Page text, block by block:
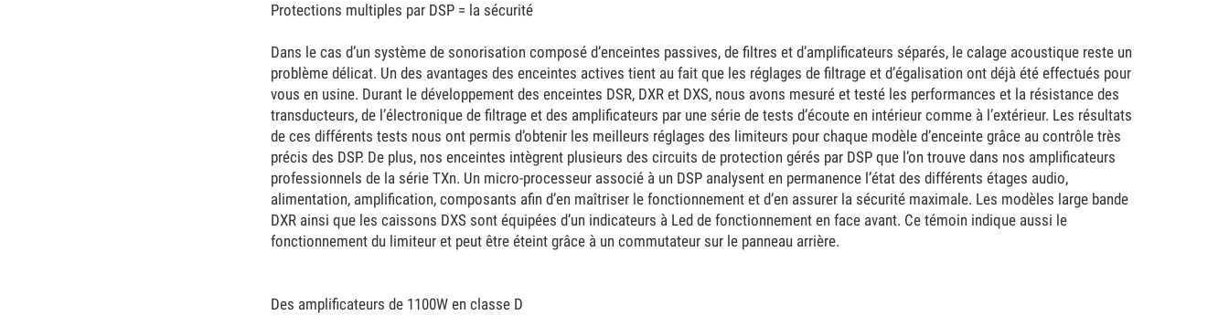
Protections multiples par DSP = la sécurité
Dans le cas d’un système de sonorisation composé d’enceintes passives, de filtres et d’amplificateurs séparés, le calage acoustique reste un
problème délicat. Un des avantages des enceintes actives tient au fait que les réglages de filtrage et d’égalisation ont déjà été effectués pour
vous en usine. Durant le développement des enceintes DSR, DXR et DXS, nous avons mesuré et testé les performances et la résistance des
transducteurs, de l’électronique de filtrage et des amplificateurs par une série de tests d’écoute en intérieur comme à l’extérieur. Les résultats
de ces différents tests nous ont permis d’obtenir les meilleurs réglages des limiteurs pour chaque modèle d’enceinte grâce au contrôle très
précis des DSP. De plus, nos enceintes intègrent plusieurs des circuits de protection gérés par DSP que l’on trouve dans nos amplificateurs
professionnels de la série TXn. Un micro-processeur associé à un DSP analysent en permanence l’état des différents étages audio,
alimentation, amplification, composants afin d’en maîtriser le fonctionnement et d’en assurer la sécurité maximale. Les modèles large bande
DXR ainsi que les caissons DXS sont équipées d’un indicateurs à Led de fonctionnement en face avant. Ce témoin indique aussi le
fonctionnement du limiteur et peut être éteint grâce à un commutateur sur le panneau arrière.
Des amplificateurs de 1100W en classe D